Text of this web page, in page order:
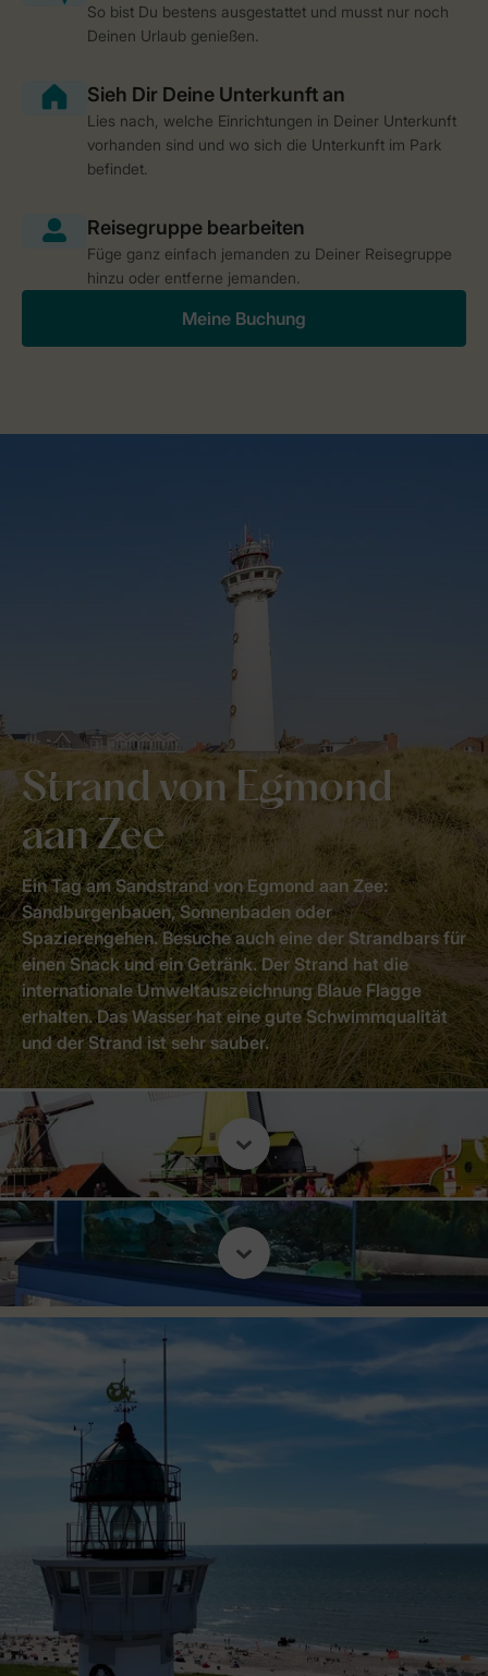
So bist Du bestens ausgestattet und musst nur noch
Deinen Urlaub genießen.
Lies nach, welche Einrichtungen in Deiner Unterkunft
vorhanden sind und wo sich die Unterkunft im Park
befindet.
Füge ganz einfach jemanden zu Deiner Reisegruppe
hinzu oder entferne jemanden.
Meine Buchung
Strand von Egmond
aan Zee
Ein Tag am Sandstrand von Egmond aan Zee:
Sandburgenbauen, Sonnenbaden oder
Spazierengehen. Besuche auch eine der Strandbars für
einen Snack und ein Getränk. Der Strand hat die
internationale Umweltauszeichnung Blaue Flagge
erhalten. Das Wasser hat eine gute Schwimmqualität
und der Strand ist sehr sauber.